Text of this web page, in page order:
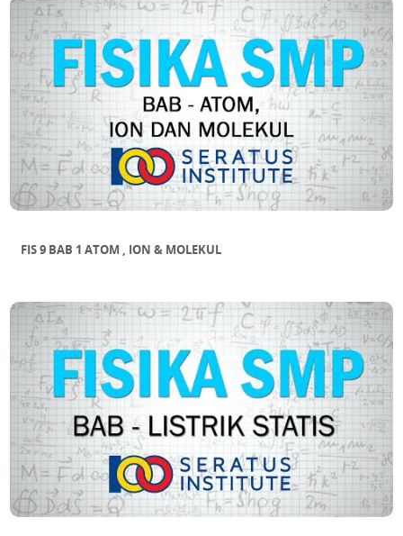
FIS 9 BAB 1 ATOM , ION & MOLEKUL